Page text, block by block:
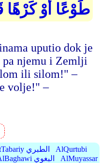
طَوْعًا أَوْ كَرْهًا
uputio dok je
pa njemu i Zemlji
ili silom!" –
volje!" –
AtTabariy الطبري
AlQurtubi
AlBaghawi البغوي
AlMuyassar